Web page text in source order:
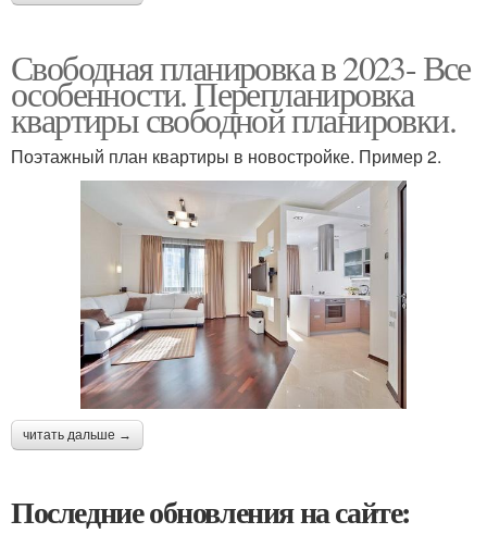
Свободная планировка в 2023- Все
особенности. Перепланировка
квартиры свободной планировки.
Поэтажный план квартиры в новостройке. Пример 2.
читать дальше →
Последние обновления на сайте: